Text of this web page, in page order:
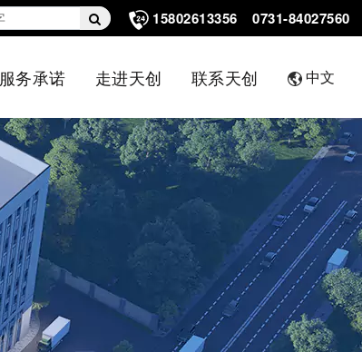
15802613356 0731-84027560
服务承诺 走进天创 联系天创 中文